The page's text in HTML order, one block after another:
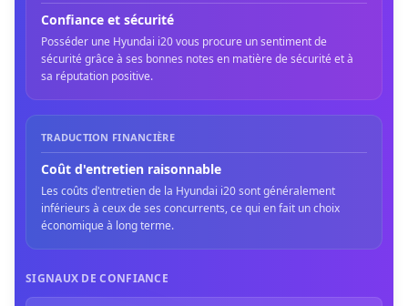
Confiance et sécurité
Posséder une Hyundai i20 vous procure un sentiment de
sécurité grâce à ses bonnes notes en matière de sécurité et à
sa réputation positive.
TRADUCTION FINANCIÈRE
Coût d'entretien raisonnable
Les coûts d'entretien de la Hyundai i20 sont généralement
inférieurs à ceux de ses concurrents, ce qui en fait un choix
économique à long terme.
SIGNAUX DE CONFIANCE